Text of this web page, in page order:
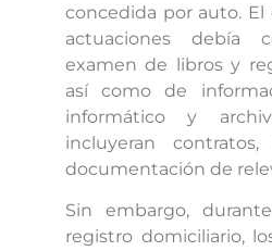
concedida por auto.
actuaciones debía
examen de libros y
así como de
informático y
incluyeran
documentación de
Sin embargo,
registro domiciliario,